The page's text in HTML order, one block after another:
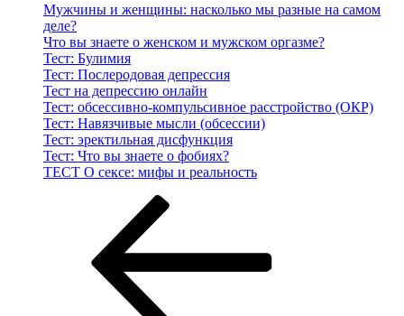
Мужчины и женщины: насколько мы разные на самом
деле?
Что вы знаете о женском и мужском оргазме?
Тест: Булимия
Тест: Послеродовая депрессия
Тест на депрессию онлайн
Тест: обсессивно-компульсивное расстройство (ОКР)
Тест: Навязчивые мысли (обсессии)
Тест: эректильная дисфункция
Тест: Что вы знаете о фобиях?
ТЕСТ О сексе: мифы и реальность